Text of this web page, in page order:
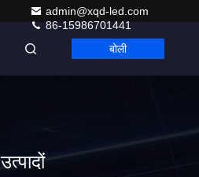
admin@xqd-led.com
86-15986701441
बोली
उत्पादों